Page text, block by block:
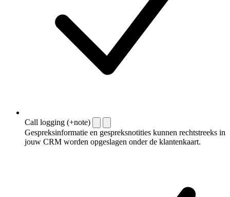
Call logging (+note)
Gespreksinformatie en gespreksnotities kunnen rechtstreeks in
jouw CRM worden opgeslagen onder de klantenkaart.